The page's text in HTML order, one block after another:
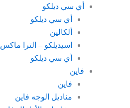
أي سي ديلكو
أي سي ديلكو
ألكالين
اسيديلكو – الترا ماكس
أي سي ديلكو
فاين
فاين
مناديل الوجه فاين